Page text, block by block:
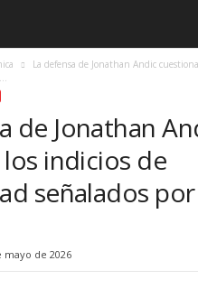
La defensa de Jonathan Andic
de Jonathan
indicios de
señalados por
mayo de 2026